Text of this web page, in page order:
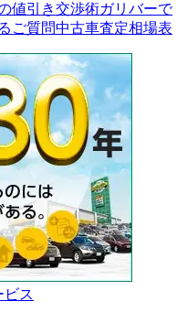
値引き交渉術ガリバーで
ご質問中古車査定相場表
ビス